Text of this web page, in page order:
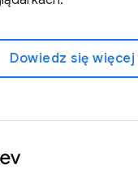
Dowiedz się więcej